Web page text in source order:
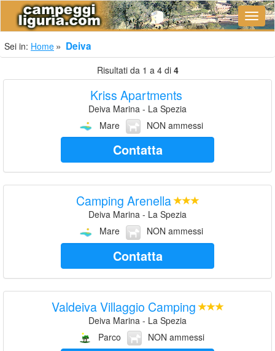
Sei in: Home Deiva
Risultati da 1 a 4 di 4
Kriss Apartments
Deiva Marina - La Spezia
Mare
NON ammessi
Contatta
Camping Arenella
Deiva Marina - La Spezia
Mare
NON ammessi
Contatta
Valdeiva Villaggio Camping
Deiva Marina - La Spezia
Parco
NON ammessi